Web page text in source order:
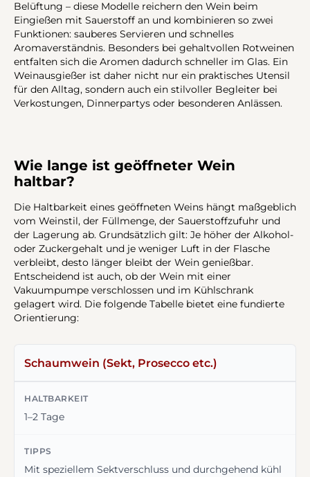
Belüftung – diese Modelle reichern den Wein beim
Eingießen mit Sauerstoff an und kombinieren so zwei
Funktionen: sauberes Servieren und schnelles
Aromaverständnis. Besonders bei gehaltvollen Rotweinen
entfalten sich die Aromen dadurch schneller im Glas. Ein
Weinausgießer ist daher nicht nur ein praktisches Utensil
für den Alltag, sondern auch ein stilvoller Begleiter bei
Verkostungen, Dinnerpartys oder besonderen Anlässen.
Wie lange ist geöffneter Wein
haltbar?
Die Haltbarkeit eines geöffneten Weins hängt maßgeblich
vom Weinstil, der Füllmenge, der Sauerstoffzufuhr und
der Lagerung ab. Grundsätzlich gilt: Je höher der Alkohol-
oder Zuckergehalt und je weniger Luft in der Flasche
verbleibt, desto länger bleibt der Wein genießbar.
Entscheidend ist auch, ob der Wein mit einer
Vakuumpumpe verschlossen und im Kühlschrank
gelagert wird. Die folgende Tabelle bietet eine fundierte
Orientierung:
Schaumwein (Sekt, Prosecco etc.)
1–2 Tage
Mit speziellem Sektverschluss und durchgehend kühl